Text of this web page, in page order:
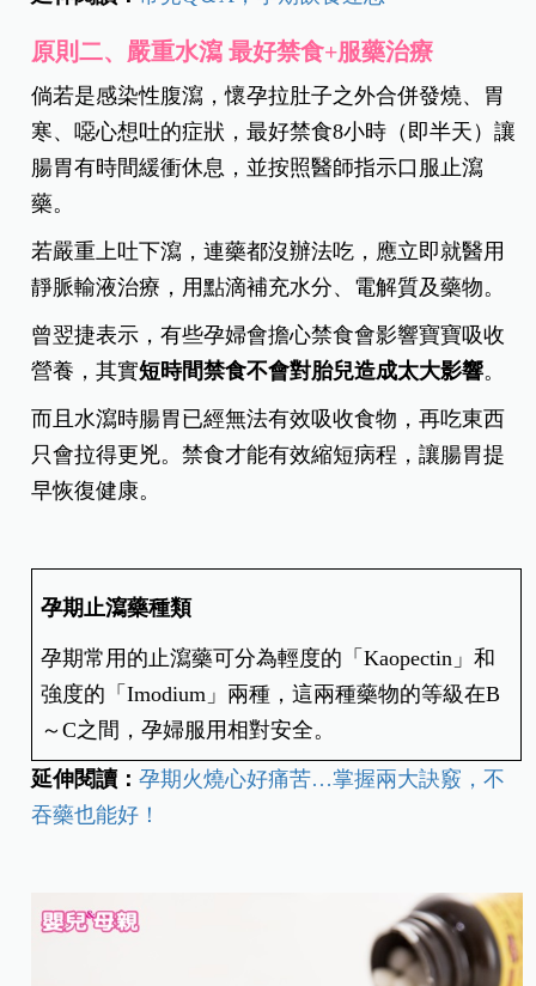
原則二、嚴重水瀉 最好禁食+服藥治療
倘若是感染性腹瀉，懷孕拉肚子之外合併發燒、胃
寒、噁心想吐的症狀，最好禁食8小時（即半天）讓
腸胃有時間緩衝休息，並按照醫師指示口服止瀉
藥。
若嚴重上吐下瀉，連藥都沒辦法吃，應立即就醫用
靜脈輸液治療，用點滴補充水分、電解質及藥物。
曾翌捷表示，有些孕婦會擔心禁食會影響寶寶吸收
營養，其實短時間禁食不會對胎兒造成太大影響。
而且水瀉時腸胃已經無法有效吸收食物，再吃東西
只會拉得更兇。禁食才能有效縮短病程，讓腸胃提
早恢復健康。
孕期止瀉藥種類
孕期常用的止瀉藥可分為輕度的「Kaopectin」和
強度的「Imodium」兩種，這兩種藥物的等級在B
～C之間，孕婦服用相對安全。
延伸閱讀：孕期火燒心好痛苦…掌握兩大訣竅，不
吞藥也能好！